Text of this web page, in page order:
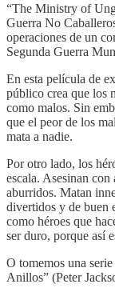
“The Ministry of
Guerra No
operaciones de un
Segunda Guerra
En esta película de
público crea que los
como malos. Sin
que el peor de los
mata a nadie.
Por otro lado, los
escala. Asesinan
aburridos. Matan
divertidos y de buen
como héroes que
ser duro, porque así
O tomemos una
Anillos” (Peter